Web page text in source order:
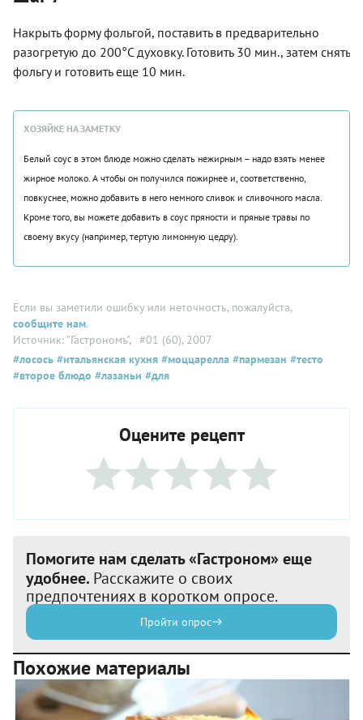
Накрыть форму фольгой, поставить в предварительно
разогретую до 200°С духовку. Готовить 30 мин., затем снять
фольгу и готовить еще 10 мин.
ХОЗЯЙКЕ НА ЗАМЕТКУ
Белый соус в этом блюде можно сделать нежирным – надо взять менее
жирное молоко. А чтобы он получился пожирнее и, соответственно,
повкуснее, можно добавить в него немного сливок и сливочного масла.
Кроме того, вы можете добавить в соус пряности и пряные травы по
своему вкусу (например, тертую лимонную цедру).
Если вы заметили ошибку или неточность, пожалуйста,
сообщите нам.
Источник: "Гастрономъ", #01 (60), 2007
#лосось #итальянская кухня #моццарелла #пармезан #тесто
#второе блюдо #лазаньи #для
Оцените рецепт
Помогите нам сделать «Гастроном» еще
удобнее. Расскажите о своих
предпочтениях в коротком опросе.
Пройти опрос
Похожие материалы